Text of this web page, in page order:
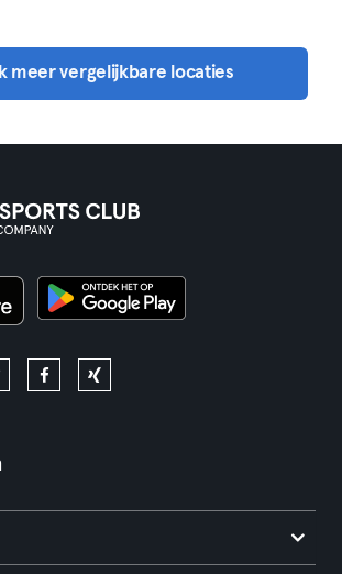
meer vergelijkbare locaties